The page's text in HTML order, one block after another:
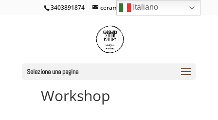
3403891874 ceramicacross@gmail.com
Seleziona una pagina
Workshop
Italiano